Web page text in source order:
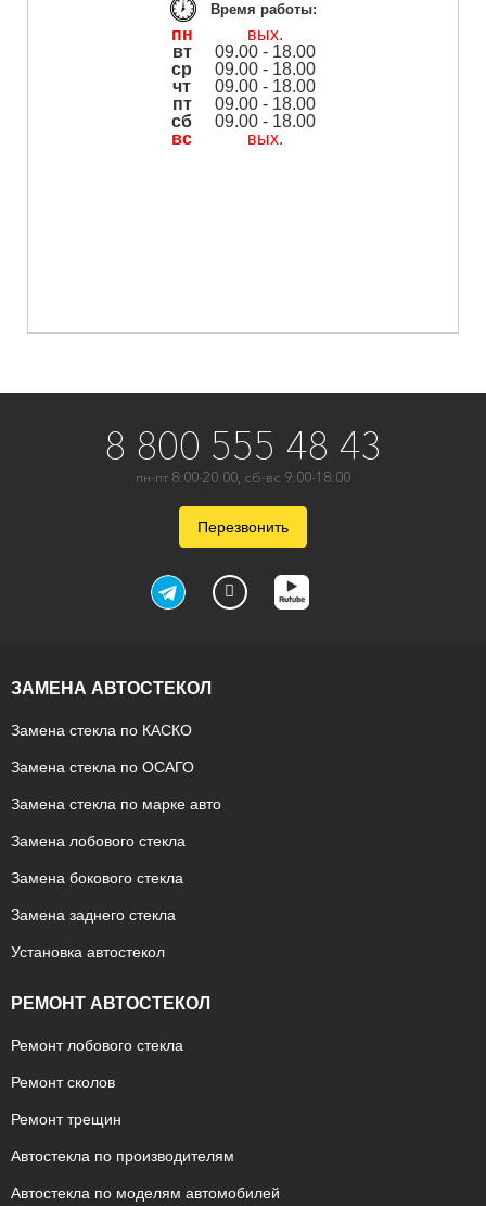
Время работы:
пн
вых.
вт
09.00 - 18.00
ср
09.00 - 18.00
чт
09.00 - 18.00
пт
09.00 - 18.00
сб
09.00 - 18.00
вс
вых.
8 800 555 48 43
пн-пт 8:00-20:00, сб-вс 9:00-18:00
Перезвонить
ЗАМЕНА АВТОСТЕКОЛ
Замена стекла по КАСКО
Замена стекла по ОСАГО
Замена стекла по марке авто
Замена лобового стекла
Замена бокового стекла
Замена заднего стекла
Установка автостекол
РЕМОНТ АВТОСТЕКОЛ
Ремонт лобового стекла
Ремонт сколов
Ремонт трещин
Автостекла по производителям
Автостекла по моделям автомобилей